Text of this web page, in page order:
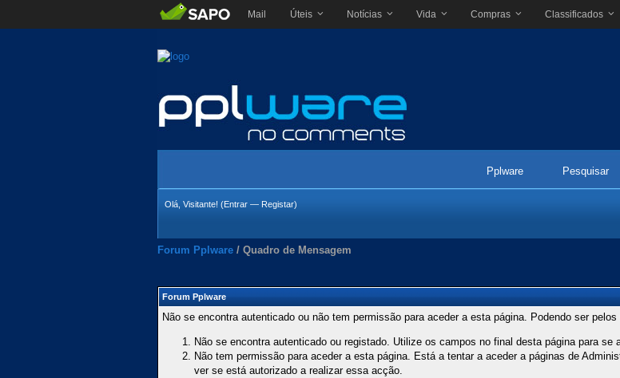
Mail Úteis Notícias Vida Compras Classificados
Pplware Pesquisar
Olá, Visitante! (Entrar — Registar)
Forum Pplware / Quadro de Mensagem
Forum Pplware
Não se encontra autenticado ou não tem permissão para aceder a esta página. Podendo ser
Não se encontra autenticado ou registado. Utilize os campos no final desta página para se
Não tem permissão para aceder a esta página. Está a tentar a aceder a páginas de
ver se está autorizado a realizar essa acção.